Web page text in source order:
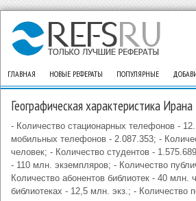
ГЛАВНАЯ НОВЫЕ РЕФЕРАТЫ ПОПУЛЯРНЫЕ
Географическая характеристика Ирана
- Количество стационарных телефонов -
мобильных телефонов - 2.087.353; -
человек; - Количество студентов -
- 110 млн. экземпляров; - Количество
Количество абонентов библиотек - 40 млн.
библиотеках - 12,5 млн. экз.; - Количество